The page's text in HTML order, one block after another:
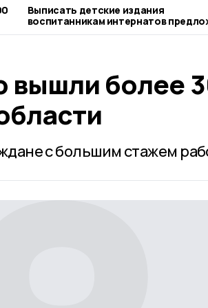
Выписать детские издания
воспитанникам интернатов
никифоровцам
вышли более
с большим стажем